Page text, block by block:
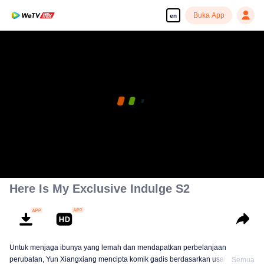
en Buka App
Here Is My Exclusive Indulge S2
Untuk menjaga ibunya yang lemah dan mendapatkan perbelanjaan
perubatan, Yun Xiangxiang mencipta komik gadis berdasarkan usahawan
Semua